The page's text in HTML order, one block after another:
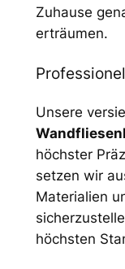
Zuhause
erträumen.
Unsere
höchster
setzen wir
Materialien
höchsten